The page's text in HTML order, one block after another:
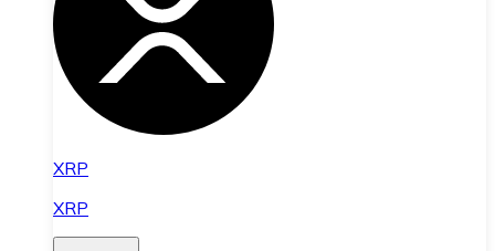
XRP
XRP